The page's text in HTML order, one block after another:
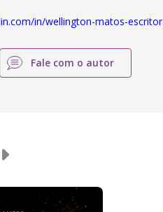
in/wellington-matos-escritor
Fale com o autor